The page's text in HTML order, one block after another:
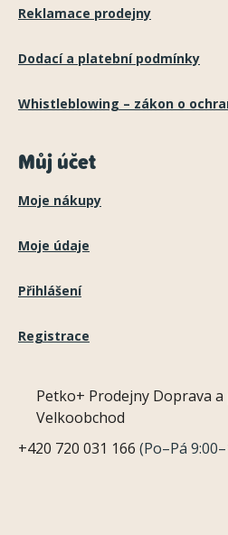
Reklamace prodejny
Dodací a platební podmínky
Whistleblowing – zákon o
Můj účet
Moje nákupy
Moje údaje
Přihlášení
Registrace
Petko+ Prodejny Doprava
Velkoobchod
+420 720 031 166 (Po–Pá